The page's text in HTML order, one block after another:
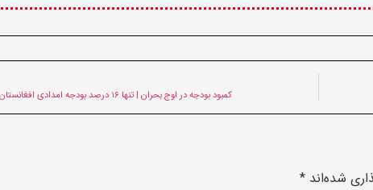
کمبود بودجه در اوج بحران | تنها ۱۶ درصد بودجه امدادی افغانستان تأمین شده است
شده‌اند *